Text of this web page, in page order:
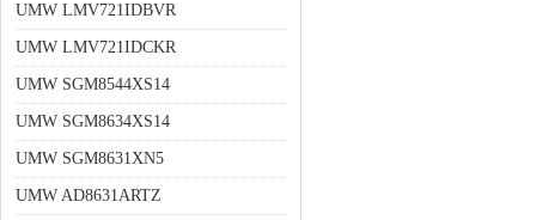
UMW LMV721IDBVR
UMW LMV721IDCKR
UMW SGM8544XS14
UMW SGM8634XS14
UMW SGM8631XN5
UMW AD8631ARTZ